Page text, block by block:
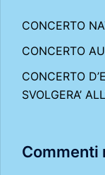
CONCERTO
CONCERTO
CONCERTO
SVOLGERA’
Commenti